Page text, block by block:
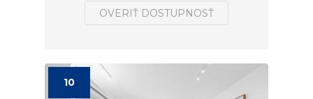
OVERIŤ DOSTUPNOSŤ
10